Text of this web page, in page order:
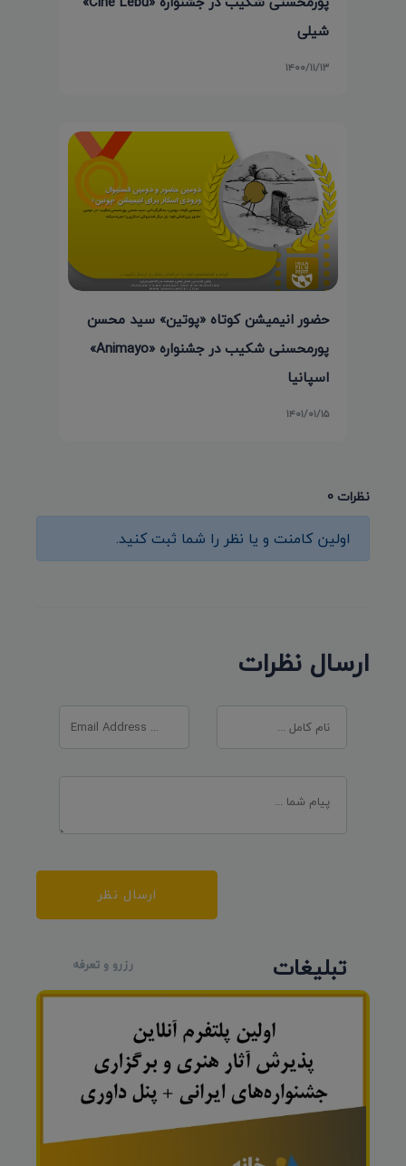
شیلی
۱۴۰۰/۱۱/۱۳
حضور انیمیشن کوتاه «پوتین» سید محسن
پورمحسنی شکیب در جشنواره «Animayo»
اسپانیا
۱۴۰۱/۰۱/۱۵
نظرات 0
اولین کامنت و یا نظر را شما ثبت کنید.
ارسال نظرات
ارسال نظر
تبلیغات رزرو و تعرفه